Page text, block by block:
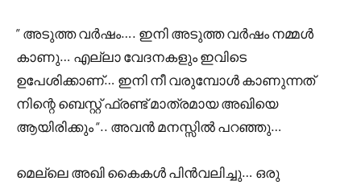
” അടുത്ത വർഷം…. ഇനി അടുത്ത വർഷം നമ്മൾ
കാണു… എല്ലാ വേദനകളും ഇവിടെ
ഉപേശിക്കാണ്… ഇനി നീ വരുമ്പോൾ കാണുന്നത്
നിന്റെ ബെസ്റ്റ് ഫ്രണ്ട് മാത്രമായ അഖിയെ
ആയിരിക്കും “.. അവൻ മനസ്സിൽ പറഞ്ഞു…
മെല്ലെ അഖി കൈകൾ പിൻവലിച്ചു… ഒരു